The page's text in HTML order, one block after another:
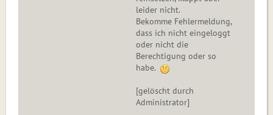
leider nicht.
Bekomme Fehlermeldung,
dass ich nicht eingeloggt
oder nicht die
Berechtigung oder so
habe.
[gelöscht durch
Administrator]